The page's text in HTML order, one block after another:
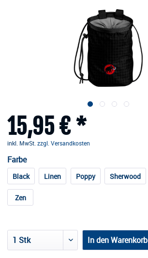
15,95 € *
inkl. MwSt. zzgl. Versandkosten
Farbe
Black Linen Poppy Sherwood
Zen
In denWarenkorb